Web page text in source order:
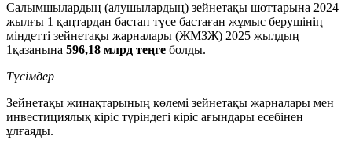
Салымшылардың (алушылардың) зейнетақы шоттарына 2024
жылғы 1 қаңтардан бастап түсе бастаған жұмыс берушінің
міндетті зейнетақы жарналары (ЖМЗЖ) 2025 жылдың
1қазанына 596,18 млрд теңге болды.
Түсімдер
Зейнетақы жинақтарының көлемі зейнетақы жарналары мен
инвестициялық кіріс түріндегі кіріс ағындары есебінен
ұлғаяды.